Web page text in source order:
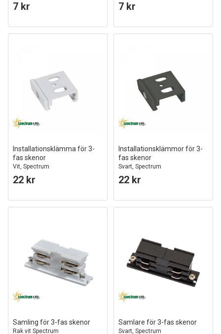
7 kr 7 kr
Installationsklämma för 3-
fas skenor
Vit, Spectrum
22 kr
Installationsklämmor för 3-
fas skenor
Svart, Spectrum
22 kr
Samling för 3-fas skenor
Rak vit Spectrum
Samlare för 3-fas skenor
Svart, Spectrum